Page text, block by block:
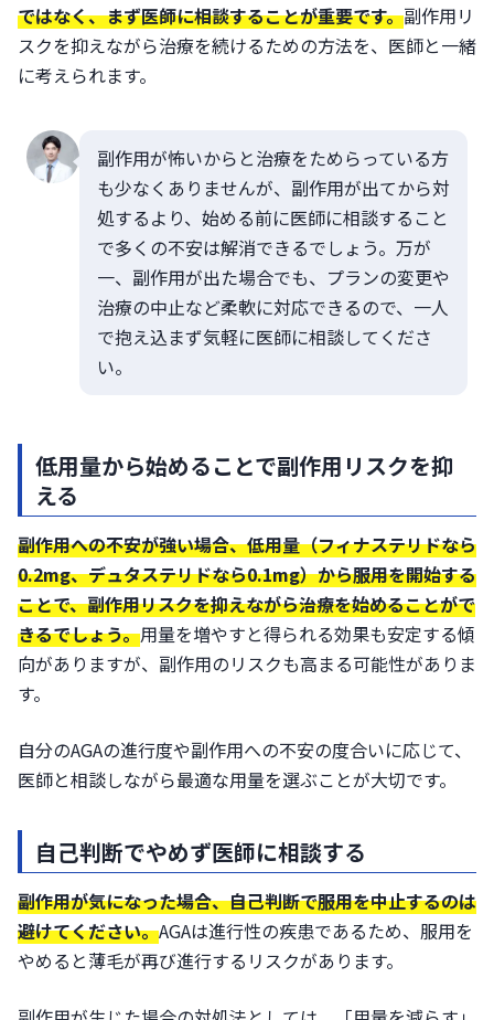
ではなく、まず医師に相談することが重要です。副作用リ
スクを抑えながら治療を続けるための方法を、医師と一緒
に考えられます。
副作用が怖いからと治療をためらっている方
も少なくありませんが、副作用が出てから対
処するより、始める前に医師に相談すること
で多くの不安は解消できるでしょう。万が
一、副作用が出た場合でも、プランの変更や
治療の中止など柔軟に対応できるので、一人
で抱え込まず気軽に医師に相談してくださ
い。
低用量から始めることで副作用リスクを抑
える
副作用への不安が強い場合、低用量（フィナステリドなら
0.2mg、デュタステリドなら0.1mg）から服用を開始する
ことで、副作用リスクを抑えながら治療を始めることがで
きるでしょう。用量を増やすと得られる効果も安定する傾
向がありますが、副作用のリスクも高まる可能性がありま
す。
自分のAGAの進行度や副作用への不安の度合いに応じて、
医師と相談しながら最適な用量を選ぶことが大切です。
自己判断でやめず医師に相談する
副作用が気になった場合、自己判断で服用を中止するのは
避けてください。AGAは進行性の疾患であるため、服用を
やめると薄毛が再び進行するリスクがあります。